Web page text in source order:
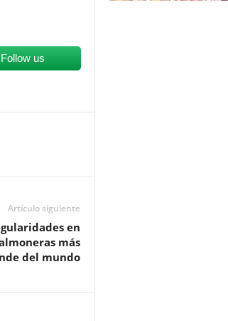
Follow us
Artículo siguiente
en
más
del mundo